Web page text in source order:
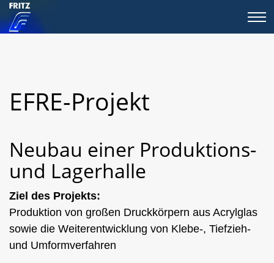
EFRE-Projekt
Neubau einer Produktions-
und Lagerhalle
Ziel des Projekts:
Produktion von großen Druckkörpern aus Acrylglas
sowie die Weiterentwicklung von Klebe-, Tiefzieh-
und Umformverfahren